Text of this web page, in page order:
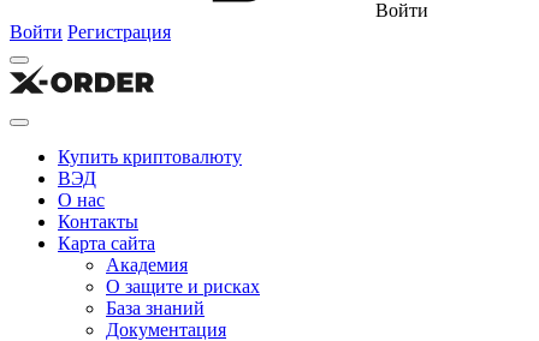
Войти
Войти Регистрация
Купить криптовалюту
ВЭД
О нас
Контакты
Карта сайта
Академия
О защите и рисках
База знаний
Документация